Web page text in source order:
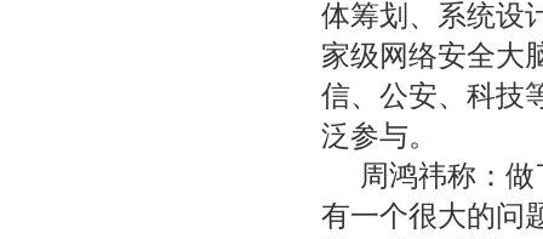
体筹划、系统设
家级网络安全大
信、公安、科技
泛参与。
周鸿祎称：
有一个很大的问